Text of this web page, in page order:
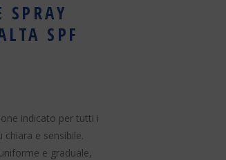
SPRAY
SPF
indicato per tutti i
chiara e sensibile.
e graduale,